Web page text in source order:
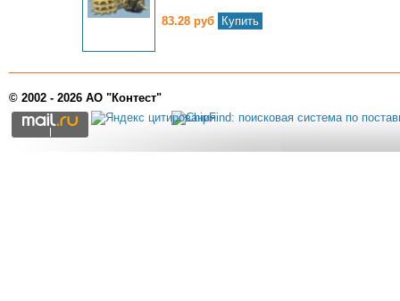
83.28 руб Купить
© 2002 - 2026 АО "Контест"